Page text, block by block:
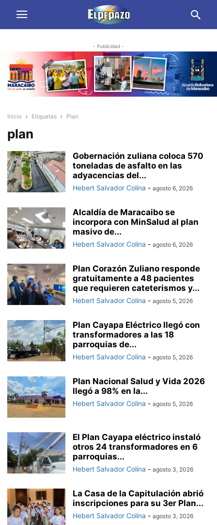
- Publicidad -
Inicio Etiquetas Plan
plan
Gobernación zuliana coloca 570
toneladas de asfalto en las
adyacencias del...
Hebert Salvador Colina - agosto 6, 2026
Alcaldía de Maracaibo se
incorpora con MinSalud al plan
masivo de...
Hebert Salvador Colina - agosto 6, 2026
Plan Corazón Zuliano responde
gratuitamente a 48 pacientes
que requieren cateterismos y...
Hebert Salvador Colina - agosto 5, 2026
Plan Cayapa Eléctrico llegó con
transformadores a las 18
parroquias de...
Hebert Salvador Colina - agosto 5, 2026
Plan Nacional Salud y Vida 2026
llegó a 98% en la...
Hebert Salvador Colina - agosto 5, 2026
El Plan Cayapa eléctrico instaló
otros 24 transformadores en 6
parroquias...
Hebert Salvador Colina - agosto 3, 2026
La Casa de la Capitulación abrió
inscripciones para su 3er Plan...
Hebert Salvador Colina - agosto 3, 2026